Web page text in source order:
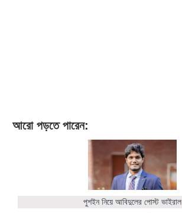
আরো পড়তে পারেন:
পুশইন নিয়ে আবিদুলের পোস্ট ভাইরাল